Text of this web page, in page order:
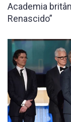
Academia
Renascido”